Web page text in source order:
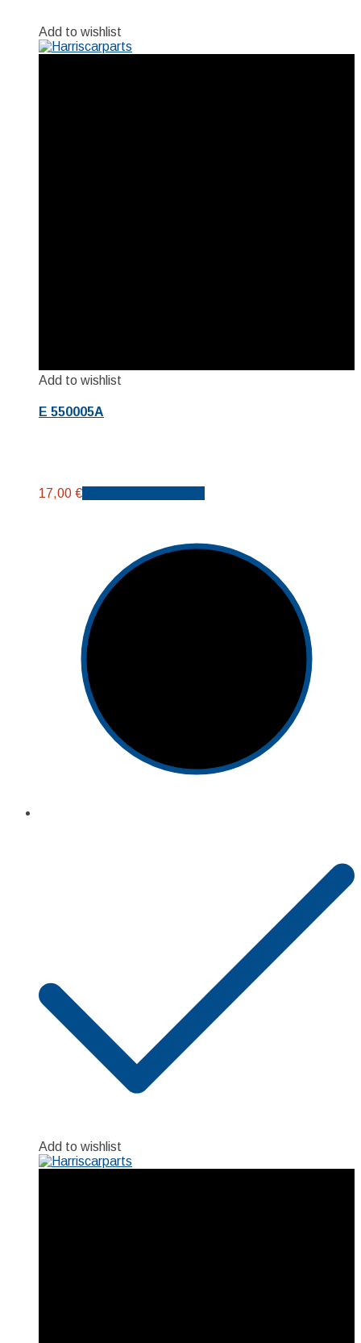
Add to wishlist
Add to wishlist
E 550005A
17,00 €
Add to wishlist